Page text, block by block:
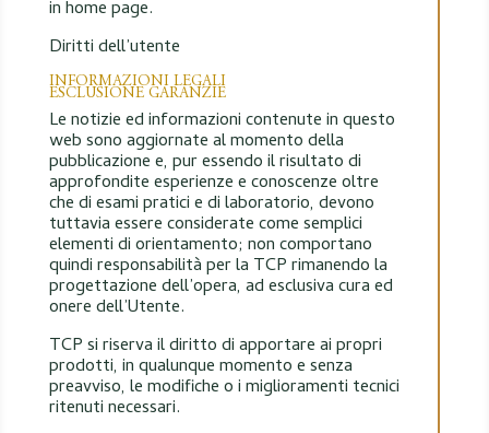
in home page.
Diritti dell’utente
INFORMAZIONI LEGALI
ESCLUSIONE GARANZIE
Le notizie ed informazioni contenute in questo
web sono aggiornate al momento della
pubblicazione e, pur essendo il risultato di
approfondite esperienze e conoscenze oltre
che di esami pratici e di laboratorio, devono
tuttavia essere considerate come semplici
elementi di orientamento; non comportano
quindi responsabilità per la TCP rimanendo la
progettazione dell’opera, ad esclusiva cura ed
onere dell’Utente.
TCP si riserva il diritto di apportare ai propri
prodotti, in qualunque momento e senza
preavviso, le modifiche o i miglioramenti tecnici
ritenuti necessari.